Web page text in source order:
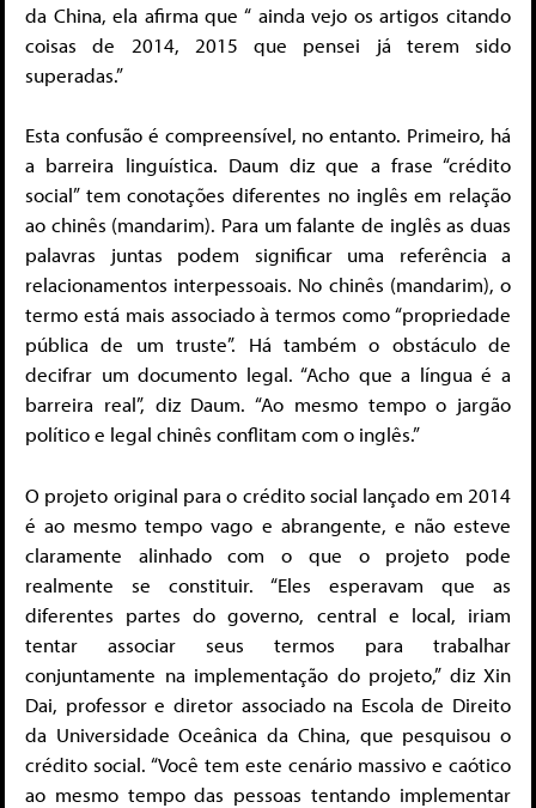
da China, ela afirma que “ ainda vejo os artigos citando
coisas de 2014, 2015 que pensei já terem sido
superadas.”
Esta confusão é compreensível, no entanto. Primeiro, há
a barreira linguística. Daum diz que a frase “crédito
social” tem conotações diferentes no inglês em relação
ao chinês (mandarim). Para um falante de inglês as duas
palavras juntas podem significar uma referência a
relacionamentos interpessoais. No chinês (mandarim), o
termo está mais associado à termos como “propriedade
pública de um truste”. Há também o obstáculo de
decifrar um documento legal. “Acho que a língua é a
barreira real”, diz Daum. “Ao mesmo tempo o jargão
político e legal chinês conflitam com o inglês.”
O projeto original para o crédito social lançado em 2014
é ao mesmo tempo vago e abrangente, e não esteve
claramente alinhado com o que o projeto pode
realmente se constituir. “Eles esperavam que as
diferentes partes do governo, central e local, iriam
tentar associar seus termos para trabalhar
conjuntamente na implementação do projeto,” diz Xin
Dai, professor e diretor associado na Escola de Direito
da Universidade Oceânica da China, que pesquisou o
crédito social. “Você tem este cenário massivo e caótico
ao mesmo tempo das pessoas tentando implementar